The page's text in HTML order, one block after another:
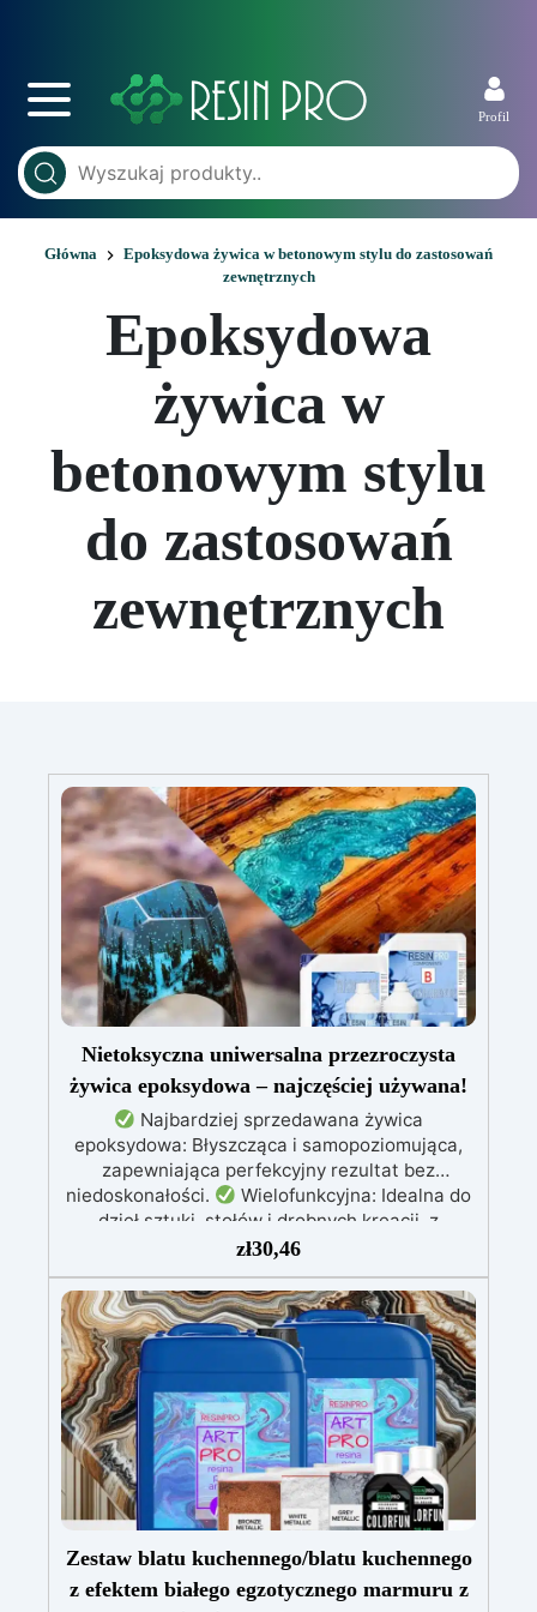
Profil
Główna
Epoksydowa żywica w betonowym stylu do zastosowań
zewnętrznych
Epoksydowa
żywica w
betonowym stylu
do zastosowań
zewnętrznych
Nietoksyczna uniwersalna przezroczysta
żywica epoksydowa – najczęściej używana!
Najbardziej sprzedawana żywica
epoksydowa: Błyszcząca i samopoziomująca,
zapewniająca perfekcyjny rezultat bez
niedoskonałości.
Wielofunkcyjna: Idealna do
dzieł sztuki, stołów i drobnych kreacji, z
możliwością wylewania od 1 mm do 2 cm.
Odporna na zarysowania i promieniowanie UV:
Gwarantuje trwałe, intensywne i nienaruszone
prace, które nie żółkną z biegiem czasu.
Niska lepkość i formuła przeciwbąbelkowa: Dla
perfekcyjnych rezultatów, idealna do wlewania
do form i zatapiania.
Certyfikowana jako
bezpieczna po utwardzeniu: Bezpieczna w
kontakcie ze skórą, wolna od BPA i VoC,
zapewniając bezpieczeństwo i wysoką jakość.
zł30,46
Zestaw blatu kuchennego/blatu kuchennego
z efektem białego egzotycznego marmuru z